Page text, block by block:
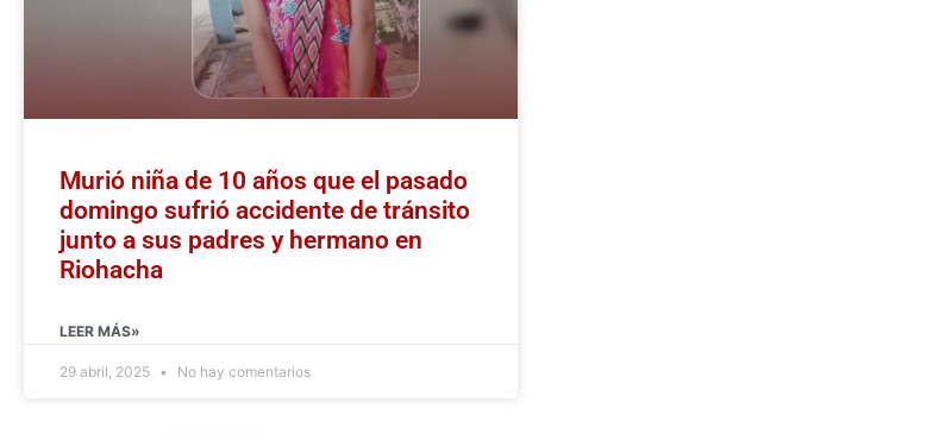
Murió niña de 10 años que el pasado
domingo sufrió accidente de tránsito
junto a sus padres y hermano en
Riohacha
LEER MÁS»
29 abril, 2025 No hay comentarios